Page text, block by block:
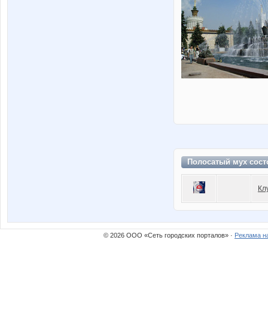
Полосатый мух
© 2026 ООО «Сеть городских порталов» · Реклама